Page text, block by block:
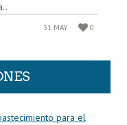
31 MAY 0
para el